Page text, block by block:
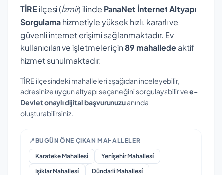
TİREilçesi (İzmir) ilinde PanaNet İnternet Altyapı
Sorgulamahizmetiyle yüksek hızlı, kararlı ve
güvenli internet erişimi sağlanmaktadır. Ev
kullanıcıları ve işletmeler için89 mahalledeaktif
hizmet sunulmaktadır.
TİRE ilçesindeki mahalleleri aşağıdan inceleyebilir,
adresinize uygun altyapı seçeneğini sorgulayabilir vee-
Devlet onaylı dijital başvurunuzuanında
oluşturabilirsiniz.
📍 BUGÜN ÖNE ÇIKAN MAHALLELER
Karateke Mahallesi̇
Yeni̇şehi̇r Mahallesi̇
Işiklar Mahallesi̇
Dündarli Mahallesi̇